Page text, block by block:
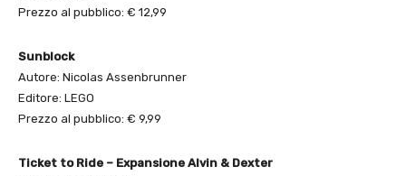
Prezzo al pubblico: € 12,99
Sunblock
Autore: Nicolas Assenbrunner
Editore: LEGO
Prezzo al pubblico: € 9,99
Ticket to Ride – Expansione Alvin & Dexter